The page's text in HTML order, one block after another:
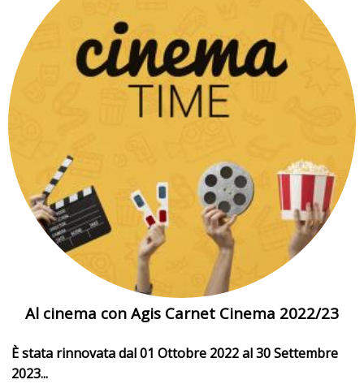
Al cinema con Agis Carnet Cinema 2022/23
È stata rinnovata dal 01 Ottobre 2022 al 30 Settembre
2023...